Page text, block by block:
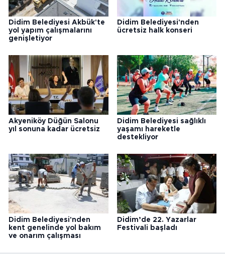
Didim Belediyesi Akbük'te
yol yapım çalışmalarını
genişletiyor
Didim Belediyesi'nden
ücretsiz halk konseri
Akyeniköy Düğün Salonu
yıl sonuna kadar ücretsiz
Didim Belediyesi sağlıklı
yaşamı hareketle
destekliyor
Didim Belediyesi'nden
kent genelinde yol bakım
ve onarım çalışması
Didim’de 22. Yazarlar
Festivali başladı